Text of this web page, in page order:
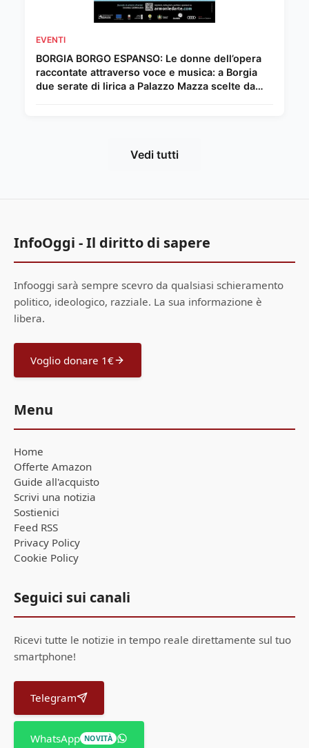
EVENTI
BORGIA BORGO ESPANSO: Le donne dell’opera
raccontate attraverso voce e musica: a Borgia
due serate di lirica a Palazzo Mazza scelte da
Vedi tutti
InfoOggi - Il diritto di sapere
Infooggi sarà sempre scevro da qualsiasi schieramento
politico, ideologico, razziale. La sua informazione è
libera.
Voglio donare 1€
Menu
Home
Offerte Amazon
Guide all'acquisto
Scrivi una notizia
Sostienici
Feed RSS
Privacy Policy
Cookie Policy
Seguici sui canali
Ricevi tutte le notizie in tempo reale direttamente sul tuo
smartphone!
Telegram
WhatsApp NOVITÀ